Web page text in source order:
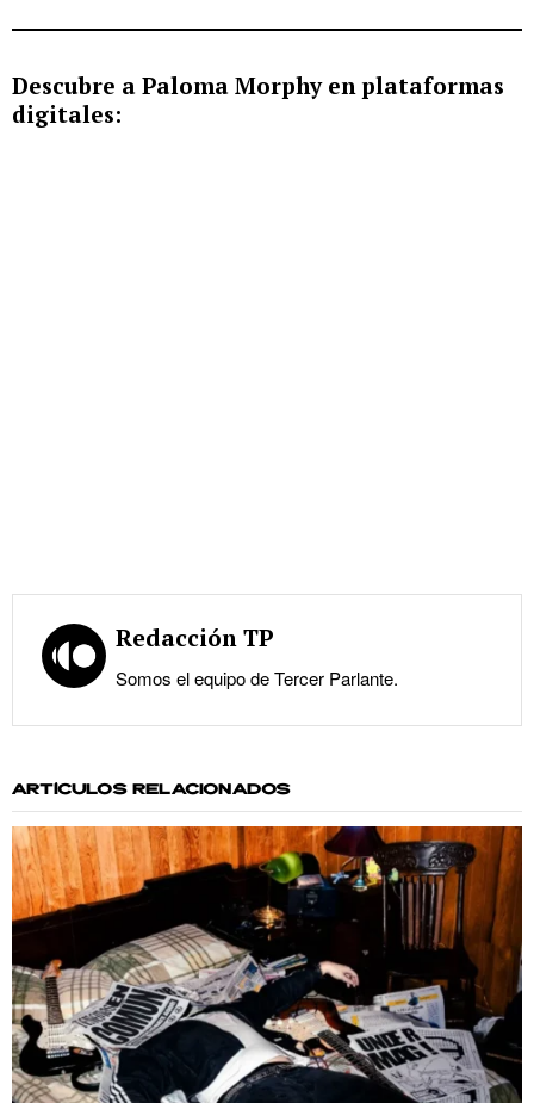
Descubre a Paloma Morphy en plataformas
digitales:
Redacción TP
Somos el equipo de Tercer Parlante.
ARTÍCULOS RELACIONADOS